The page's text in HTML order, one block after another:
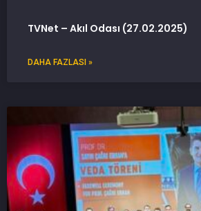
TVNet – Akıl Odası (27.02.2025)
DAHA FAZLASI »